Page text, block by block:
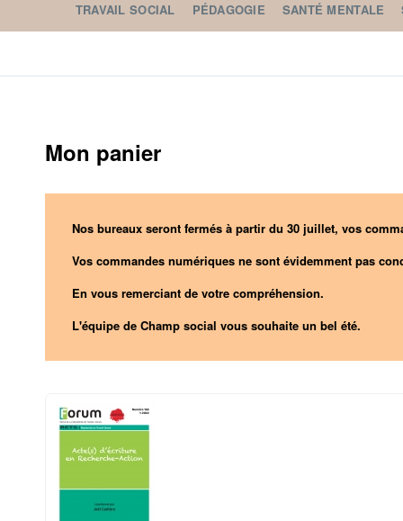
TRAVAIL SOCIAL PÉDAGOGIE SANTÉ MENTALE
Mon panier
Nos bureaux seront fermés à partir du 30 juillet, vos
Vos commandes numériques ne sont évidemment pas
En vous remerciant de votre compréhension.
L'équipe de Champ social vous souhaite un bel été.